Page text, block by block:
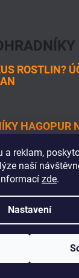
a reklam,
naší
zde.
Nastavení
ROSTLIN?
HAGOPUR
HAGOPUR